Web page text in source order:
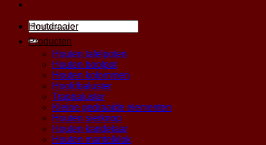
Zoeken
naar:
Houtdraaier
Producten
Houten tafelpoten
Houten boolpot
Houten kolommen
Hoofdbaluster
Trapbaluster
Kleine gedraaide elementen
Houten sierknop
Houten kandelaar
Houten mantelklok